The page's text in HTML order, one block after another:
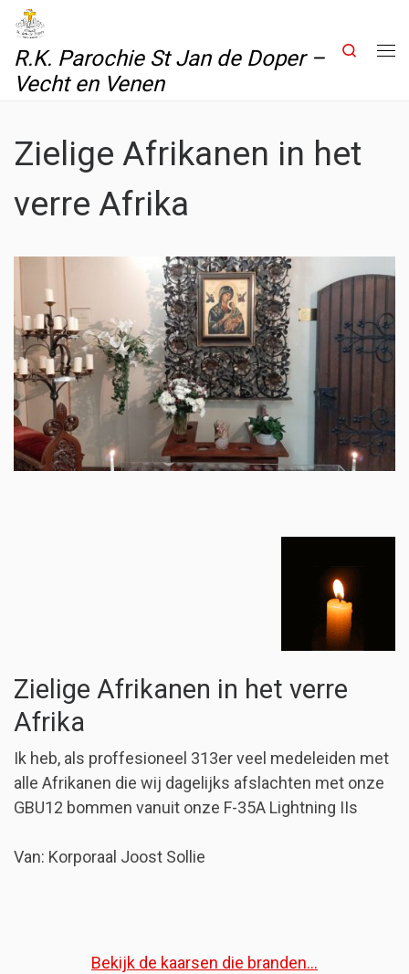
Skip to content
R.K. Parochie St Jan de Doper –
Vecht en Venen
Search
Zielige Afrikanen in het
verre Afrika
Zielige Afrikanen in het verre
Afrika
Ik heb, als proffesioneel 313er veel medeleiden met
alle Afrikanen die wij dagelijks afslachten met onze
GBU12 bommen vanuit onze F-35A Lightning IIs
Van: Korporaal Joost Sollie
Bekijk de kaarsen die branden...